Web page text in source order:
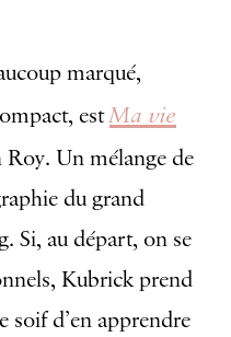
marqué,
estMa vie
Roy. Un mélange de
du grand
Si, au départ, on se
Kubrick prend
soif d’en apprendre